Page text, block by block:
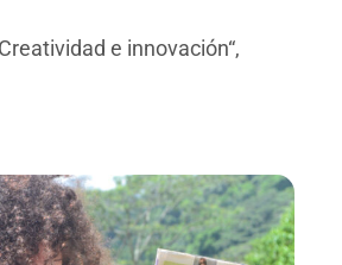
e innovación“,